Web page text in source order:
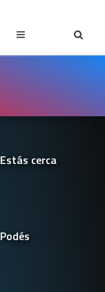
Estás cerca
Podés